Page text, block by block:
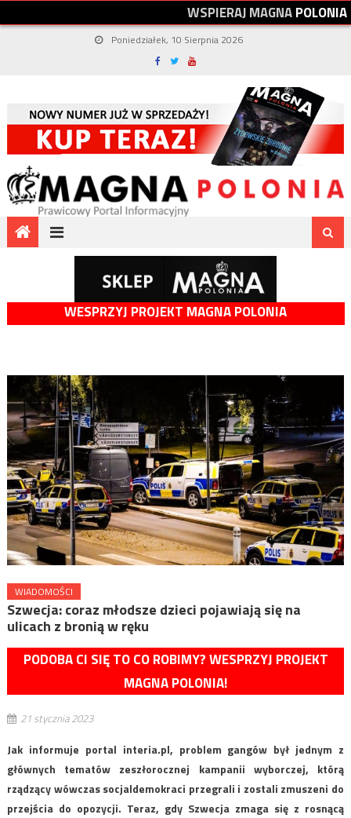
WSPIERAJMAGNAPOLONIA
Poniedziałek, 10 Sierpnia 2026
WESPRZYJ PROJEKT MAGNA POLONIA
WIADOMOŚCI
Szwecja: coraz młodsze dzieci pojawiają się na
ulicach z bronią w ręku
PODOBA CI SIĘ TO CO ROBIMY? WESPRZYJ PROJEKT
MAGNA POLONIA!
21 stycznia 2023
Jak informuje portal interia.pl, problem gangów był jednym z
głównych tematów zeszłorocznej kampanii wyborczej, którą
rządzący wówczas socjaldemokraci przegrali i zostali zmuszeni do
przejścia do opozycji. Teraz, gdy Szwecja zmaga się z rosnącą